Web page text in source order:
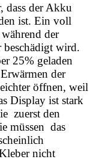
dass der Akku
ist. Ein voll
der
beschädigt wird.
25% geladen
der
öffnen, weil
Display ist stark
zuerst den
müssen das
nicht